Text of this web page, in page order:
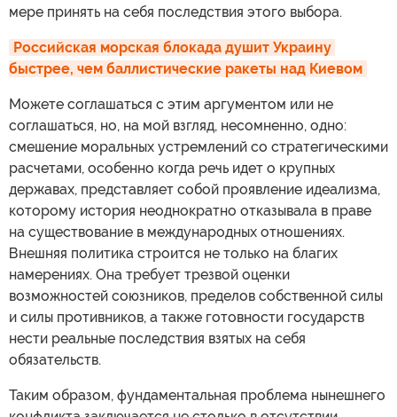
мере принять на себя последствия этого выбора.
Российская морская блокада душит Украину
быстрее, чем баллистические ракеты над Киевом
Можете соглашаться с этим аргументом или не
соглашаться, но, на мой взгляд, несомненно, одно:
смешение моральных устремлений со стратегическими
расчетами, особенно когда речь идет о крупных
державах, представляет собой проявление идеализма,
которому история неоднократно отказывала в праве
на существование в международных отношениях.
Внешняя политика строится не только на благих
намерениях. Она требует трезвой оценки
возможностей союзников, пределов собственной силы
и силы противников, а также готовности государств
нести реальные последствия взятых на себя
обязательств.
Таким образом, фундаментальная проблема нынешнего